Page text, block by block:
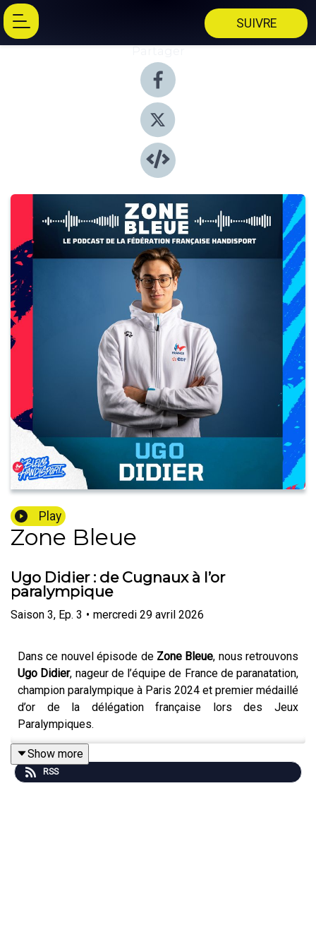
SUIVRE
Play
Zone Bleue
Ugo Didier : de Cugnaux à l’or
paralympique
Saison 3, Ep. 3 • mercredi 29 avril 2026
Dans ce nouvel épisode de Zone Bleue, nous retrouvons
Ugo Didier, nageur de l’équipe de France de paranatation,
champion paralympique à Paris 2024 et premier médaillé
d’or de la délégation française lors des Jeux
Paralympiques.
De ses débuts dans les bassins de Cugnaux à ses
Show more
RSS